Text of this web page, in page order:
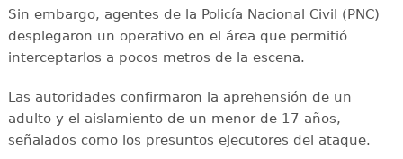
Sin embargo, agentes de la Policía Nacional Civil (PNC)
desplegaron un operativo en el área que permitió
interceptarlos a pocos metros de la escena.
Las autoridades confirmaron la aprehensión de un
adulto y el aislamiento de un menor de 17 años,
señalados como los presuntos ejecutores del ataque.